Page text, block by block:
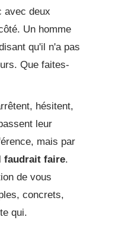
avec deux
Un homme
qu'il n'a pas
Que faites-
hésitent,
leur
mais par
faudrait faire.
de vous
concrets,
qui.